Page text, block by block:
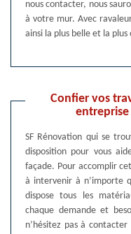
nous contacter, nous
à votre mur. Avec
ainsi la plus belle et la
Confier vos
entreprise
SF Rénovation qui se
disposition pour vous
façade. Pour accomplir
à intervenir à n’importe
dispose tous les
chaque demande et
n’hésitez pas à